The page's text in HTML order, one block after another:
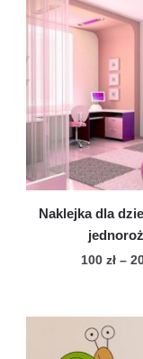
na
Naklejka dla
100 zł –